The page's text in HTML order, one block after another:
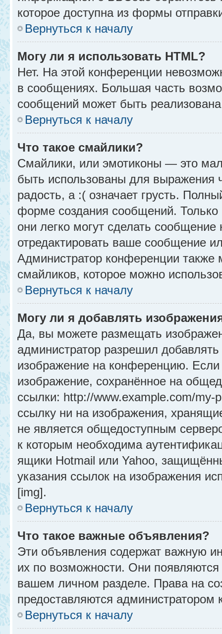
которое доступна из формы
Вернуться к началу
Могу ли я использовать HTML?
Нет. На этой конференции
в сообщениях. Большая часть
сообщений может быть
Вернуться к началу
Что такое смайлики?
Смайлики, или эмотиконы — это
быть использованы для выражения
радость, а :( означает грусть.
форме создания сообщений. Только
они легко могут сделать
отредактировать ваше сообщение
Администратор конференции также
смайликов, которое можно
Вернуться к началу
Могу ли я добавлять
Да, вы можете размещать
администратор разрешил
изображение на конференцию.
изображение, сохранённое на
ссылки: http://www.example.com/
ссылку ни на изображения,
не является общедоступным
к которым необходима
ящики Hotmail или Yahoo,
указания ссылок на изображения
[img].
Вернуться к началу
Что такое важные объявления?
Эти объявления содержат важную
их по возможности. Они
вашем личном разделе. Права на
предоставляются администратором
Вернуться к началу